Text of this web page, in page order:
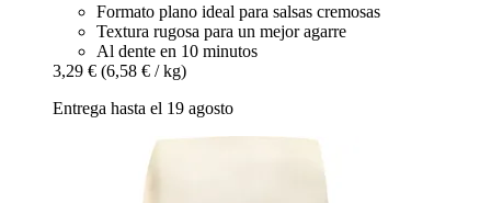
Formato plano ideal para salsas cremosas
Textura rugosa para un mejor agarre
Al dente en 10 minutos
3,29 € (6,58 € / kg)
Entrega hasta el 19 agosto